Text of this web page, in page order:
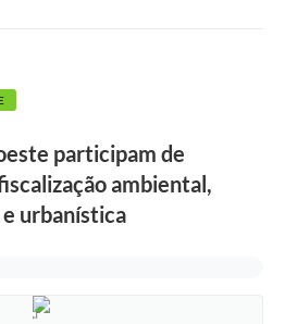
participam de
ambiental,
urbanística